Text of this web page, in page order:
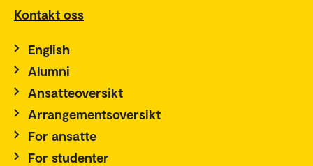
Kontakt oss
English
Alumni
Ansatteoversikt
Arrangementsoversikt
For ansatte
For studenter